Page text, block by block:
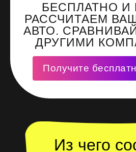
БЕСПЛАТНО И
РАССЧИТАЕМ
АВТО.
ДРУГИМИ
Получите
Из чего